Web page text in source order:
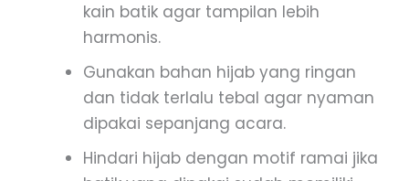
kain batik agar tampilan lebih
harmonis.
Gunakan bahan hijab yang ringan
dan tidak terlalu tebal agar nyaman
dipakai sepanjang acara.
Hindari hijab dengan motif ramai jika